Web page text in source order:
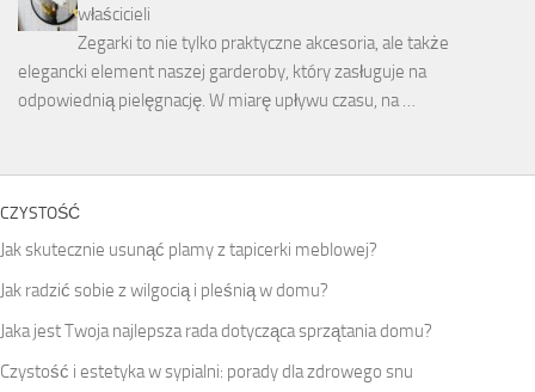
właścicieli
Zegarki to nie tylko praktyczne akcesoria, ale także
elegancki element naszej garderoby, który zasługuje na
odpowiednią pielęgnację. W miarę upływu czasu, na …
CZYSTOŚĆ
Jak skutecznie usunąć plamy z tapicerki meblowej?
Jak radzić sobie z wilgocią i pleśnią w domu?
Jaka jest Twoja najlepsza rada dotycząca sprzątania domu?
Czystość i estetyka w sypialni: porady dla zdrowego snu